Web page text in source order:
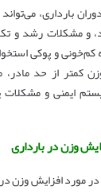
بارداری،
و مشکلات رشد و
کم‌خونی و پوکی
کمتر از حد مادر،
ایمنی و مشکلات
وزن در بارداری
در مورد افزایش وزن